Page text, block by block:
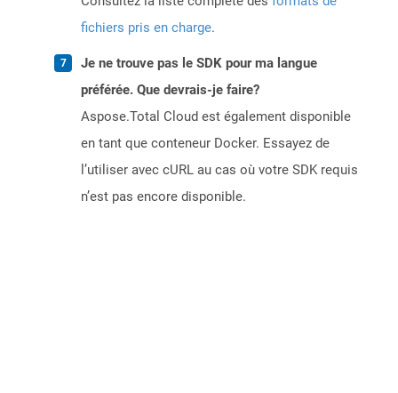
fichiers pris en charge.
Je ne trouve pas le SDK pour ma langue
préférée. Que devrais-je faire?
Aspose.Total Cloud est également disponible
en tant que conteneur Docker. Essayez de
l’utiliser avec cURL au cas où votre SDK requis
n’est pas encore disponible.